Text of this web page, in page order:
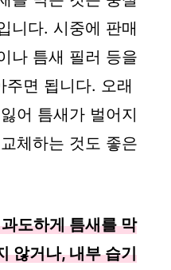
니다. 시중에 판매
나 틈새 필러 등을
주면 됩니다. 오래
어 틈새가 벌어지
체하는 것도 좋은
도하게 틈새를 막
않거나, 내부 습기